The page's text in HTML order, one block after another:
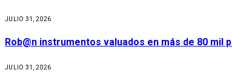
JULIO 31, 2026
Rob@n instrumentos valuados en más de 80
JULIO 31, 2026